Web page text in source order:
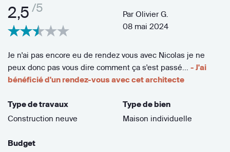
2,5 /5 Par Olivier G.
08 mai 2024
Je n'ai pas encore eu de rendez vous avec Nicolas je ne
peux donc pas vous dire comment ça s'est passé... - J'ai
bénéficié d'un rendez-vous avec cet architecte
Type de travaux
Construction neuve
Type de bien
Maison individuelle
Budget